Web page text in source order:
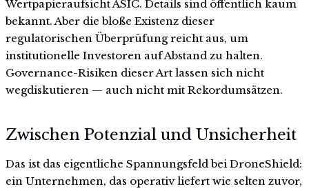
Wertpapieraufsicht ASIC. Details sind öffentlich kaum
bekannt. Aber die bloße Existenz dieser
regulatorischen Überprüfung reicht aus, um
institutionelle Investoren auf Abstand zu halten.
Governance-Risiken dieser Art lassen sich nicht
wegdiskutieren — auch nicht mit Rekordumsätzen.
Zwischen Potenzial und Unsicherheit
Das ist das eigentliche Spannungsfeld bei DroneShield:
ein Unternehmen, das operativ liefert wie selten zuvor,